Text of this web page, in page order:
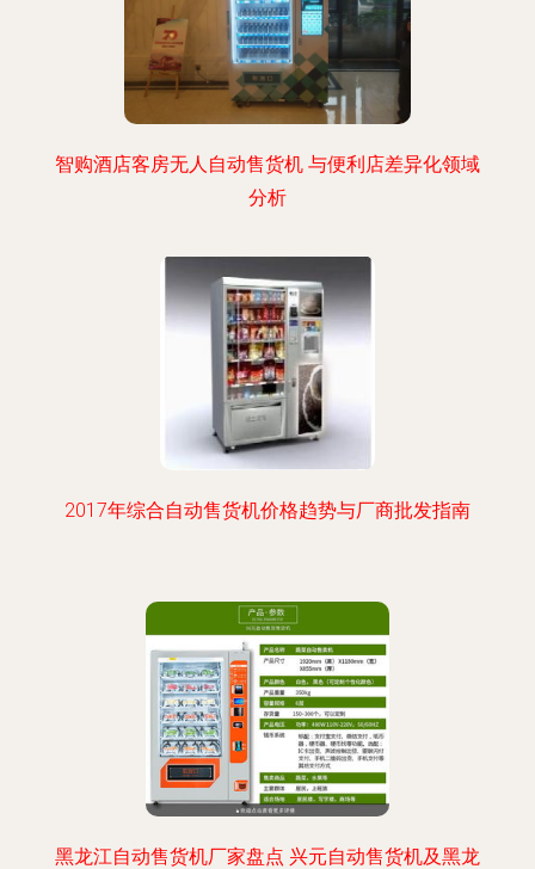
智购酒店客房无人自动售货机 与便利店差异化领域
分析
2017年综合自动售货机价格趋势与厂商批发指南
黑龙江自动售货机厂家盘点 兴元自动售货机及黑龙